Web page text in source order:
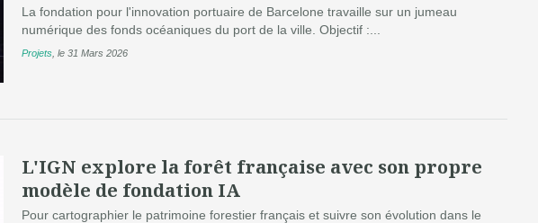
La fondation pour l'innovation portuaire de Barcelone travaille sur un jumeau
numérique des fonds océaniques du port de la ville. Objectif :...
Projets le 31 Mars 2026
L'IGN explore la forêt française avec son propre
modèle de fondation IA
Pour cartographier le patrimoine forestier français et suivre son évolution dans le